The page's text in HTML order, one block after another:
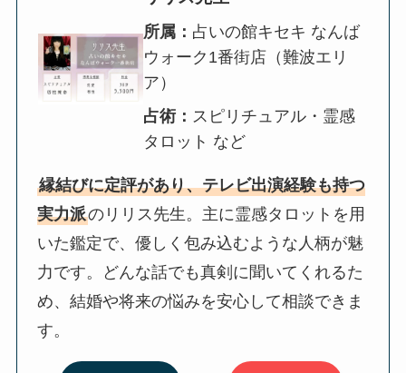
所属： 占いの館キセキ なんば
ウォーク1番街店（難波エリ
ア）
占術： スピリチュアル・霊感
タロット など
縁結びに定評があり、テレビ出演経験も持つ
実力派のリリス先生。主に霊感タロットを用
いた鑑定で、優しく包み込むような人柄が魅
力です。どんな話でも真剣に聞いてくれるた
め、結婚や将来の悩みを安心して相談できま
す。